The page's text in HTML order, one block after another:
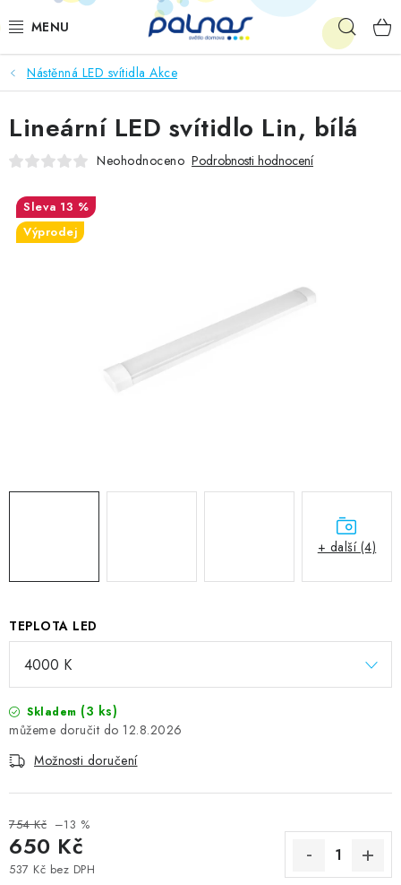
na
OSVĚTLENÍ INTERIÉRU
LED
VENKOVNÍ OSVĚTLENÍ
AKCE
Nástěnná LED svítidla Akce
TEPLOTA LED
Skladem (3 ks)
12.8.2026
Možnosti doručení
754 Kč –13 %
650 Kč
537 Kč bez DPH
Lineární LED svítidlo Lin, bílá
Neohodnoceno Podrobnosti hodnocení
13 %
Výprodej
+ další (4)